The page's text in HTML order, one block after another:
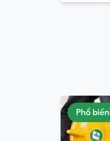
Phổ biến